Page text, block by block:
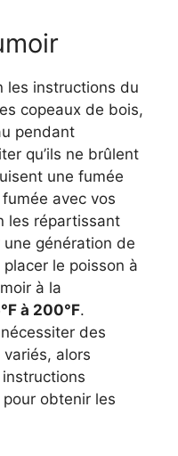
les instructions du
copeaux de bois,
pendant
qu’ils ne brûlent
une fumée
avec vos
les répartissant
génération de
le poisson à
à la
à 200°F.
des
alors
obtenir les